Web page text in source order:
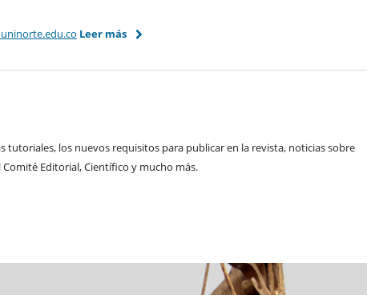
Leer más
tutoriales, los nuevos requisitos para publicar en la revista, noticias sobre
Editorial, Científico y mucho más.